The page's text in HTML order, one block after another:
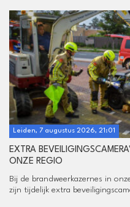
Leiden, 7 augustus 2026, 21:01
EXTRA
ONZE REGIO
Bij de brandweerkazernes in
zijn tijdelijk extra